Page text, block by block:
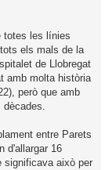
totes les línies
els mals de la
de Llobregat
amb molta història
però que amb
dècades.
entre Parets
d'allargar 16
significava això per